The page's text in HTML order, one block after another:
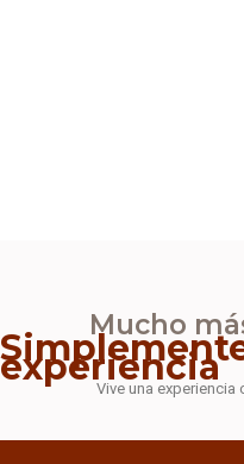
Mucho
experiencia
Vive una experiencia